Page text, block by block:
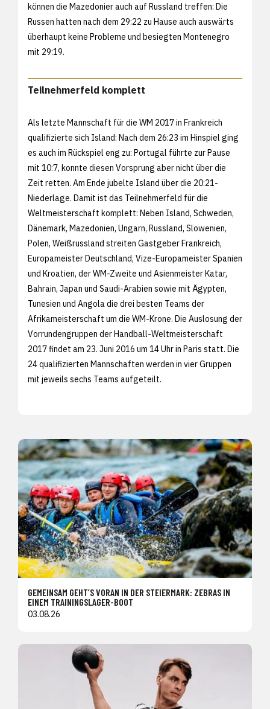
können die Mazedonier auch auf Russland treffen: Die
Russen hatten nach dem 29:22 zu Hause auch auswärts
überhaupt keine Probleme und besiegten Montenegro
mit 29:19.
Teilnehmerfeld komplett
Als letzte Mannschaft für die WM 2017 in Frankreich
qualifizierte sich Island: Nach dem 26:23 im Hinspiel ging
es auch im Rückspiel eng zu: Portugal führte zur Pause
mit 10:7, konnte diesen Vorsprung aber nicht über die
Zeit retten. Am Ende jubelte Island über die 20:21-
Niederlage. Damit ist das Teilnehmerfeld für die
Weltmeisterschaft komplett: Neben Island, Schweden,
Dänemark, Mazedonien, Ungarn, Russland, Slowenien,
Polen, Weißrussland streiten Gastgeber Frankreich,
Europameister Deutschland, Vize-Europameister Spanien
und Kroatien, der WM-Zweite und Asienmeister Katar,
Bahrain, Japan und Saudi-Arabien sowie mit Ägypten,
Tunesien und Angola die drei besten Teams der
Afrikameisterschaft um die WM-Krone. Die Auslosung der
Vorrundengruppen der Handball-Weltmeisterschaft
2017 findet am 23. Juni 2016 um 14 Uhr in Paris statt. Die
24 qualifizierten Mannschaften werden in vier Gruppen
mit jeweils sechs Teams aufgeteilt.
GEMEINSAM GEHT’S VORAN IN DER STEIERMARK: ZEBRAS IN
EINEM TRAININGSLAGER-BOOT
03.08.26